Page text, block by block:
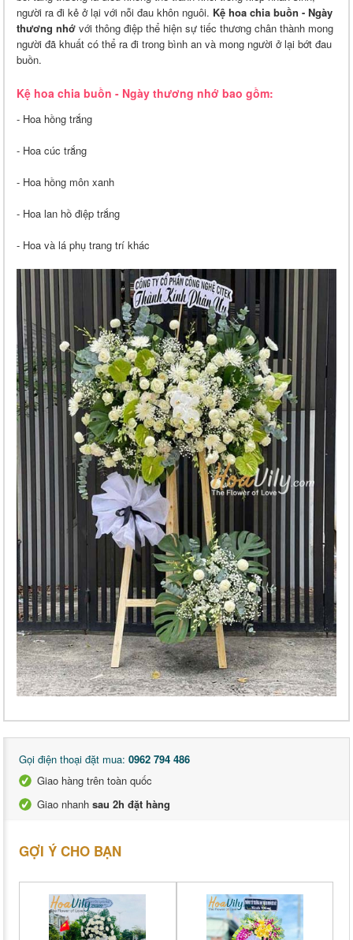
người ra đi kẻ ở lại với nỗi đau khôn nguôi. Kệ hoa chia buồn - Ngày
thương nhớ với thông điệp thể hiện sự tiếc thương chân thành mong
người đã khuất có thể ra đi trong bình an và mong người ở lại bớt đau
buồn.
Kệ hoa chia buồn - Ngày thương nhớ bao gồm:
- Hoa hồng trắng
- Hoa cúc trắng
- Hoa hồng môn xanh
- Hoa lan hồ điệp trắng
- Hoa và lá phụ trang trí khác
Gọi điện thoại đặt mua: 0962 794 486
Giao hàng trên toàn quốc
Giao nhanh sau 2h đặt hàng
GỢI Ý CHO BẠN